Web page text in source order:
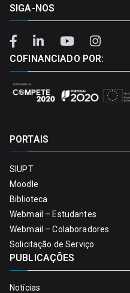
SIGA-NOS
COFINANCIADO POR:
PORTAIS
SIUPT
Moodle
Biblioteca
Webmail – Estudantes
Webmail – Colaboradores
Solicitação de Serviço
PUBLICAÇÕES
Notícias